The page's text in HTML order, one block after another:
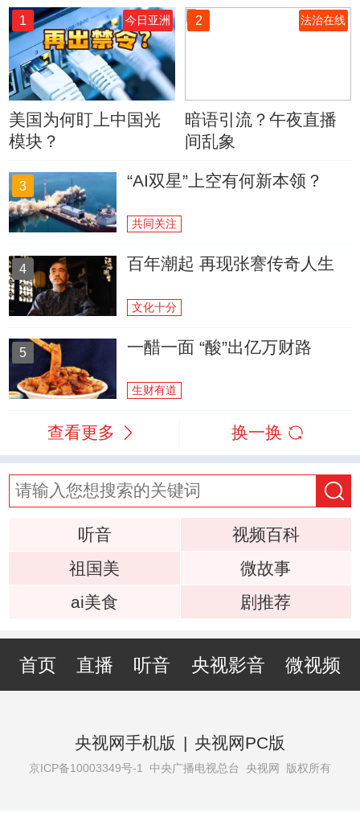
1 今日亚洲
美国为何盯上中国光
模块？
2 法治在线
暗语引流？午夜直播
间乱象
3 “AI双星”上空有何新本领？
共同关注
4 百年潮起 再现张謇传奇人生
文化十分
5 一醋一面 “酸”出亿万财路
生财有道
查看更多 换一换
听音
视频百科
祖国美
微故事
ai美食
剧推荐
首页 直播 听音 央视影音 微视频
央视网手机版 | 央视网PC版
京ICP备10003349号-1 中央广播电视总台 央视网 版权所有